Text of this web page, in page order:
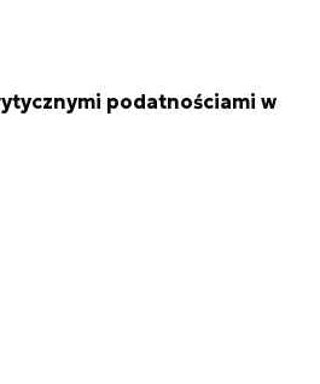
podatnościami w